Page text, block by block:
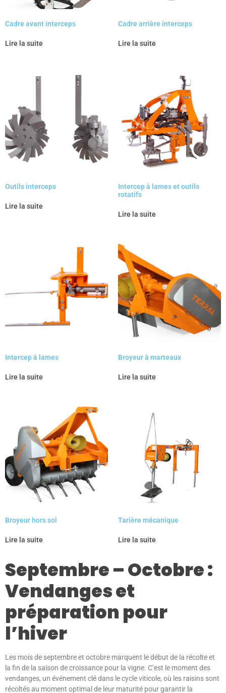
Cadre avant interceps
Lire la suite
Cadre arrière interceps
Lire la suite
Outils interceps
Lire la suite
Intercep à lames et outils
rotatifs
Lire la suite
Intercep à lames
Lire la suite
Broyeur à marteaux
Lire la suite
Broyeur hors sol
Lire la suite
Tarière mécanique
Lire la suite
Septembre – Octobre :
Vendanges et
préparation pour
l’hiver
Les mois de septembre et octobre marquent le début de la récolte et
la fin de la saison de croissance pour la vigne. C’est le moment des
vendanges, un événement clé dans le cycle viticole, où les raisins sont
récoltés au moment optimal de leur maturité pour garantir la